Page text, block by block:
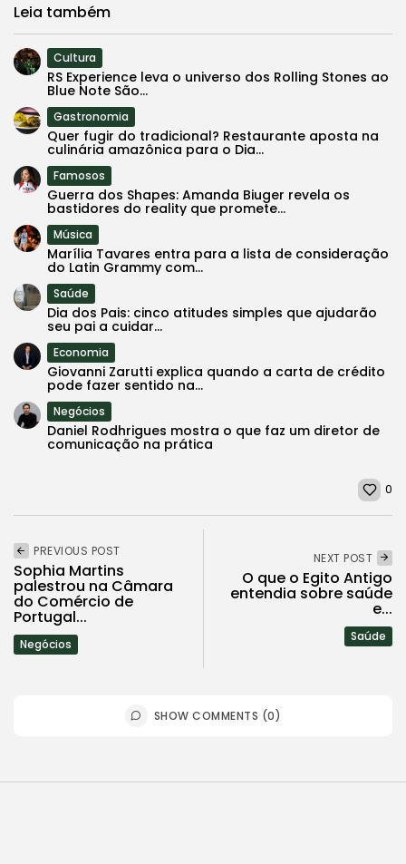
Leia também
Cultura
RS Experience leva o universo dos Rolling Stones ao
Blue Note São...
Gastronomia
Quer fugir do tradicional? Restaurante aposta na
culinária amazônica para o Dia...
Famosos
Guerra dos Shapes: Amanda Biuger revela os
bastidores do reality que promete...
Música
Marília Tavares entra para a lista de consideração
do Latin Grammy com...
Saúde
Dia dos Pais: cinco atitudes simples que ajudarão
seu pai a cuidar...
Economia
Giovanni Zarutti explica quando a carta de crédito
pode fazer sentido na...
Negócios
Daniel Rodhrigues mostra o que faz um diretor de
comunicação na prática
0
PREVIOUS POST
Sophia Martins
palestrou na Câmara
do Comércio de
Portugal...
Negócios
NEXT POST
O que o Egito Antigo
entendia sobre saúde
e...
Saúde
SHOW COMMENTS (0)